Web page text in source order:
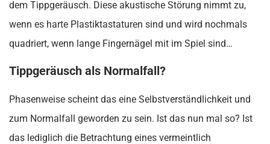
dem Tippgeräusch. Diese akustische Störung nimmt zu,
wenn es harte Plastiktastaturen sind und wird nochmals
quadriert, wenn lange Fingernägel mit im Spiel sind…
Tippgeräusch als Normalfall?
Phasenweise scheint das eine Selbstverständlichkeit und
zum Normalfall geworden zu sein. Ist das nun mal so? Ist
das lediglich die Betrachtung eines vermeintlich